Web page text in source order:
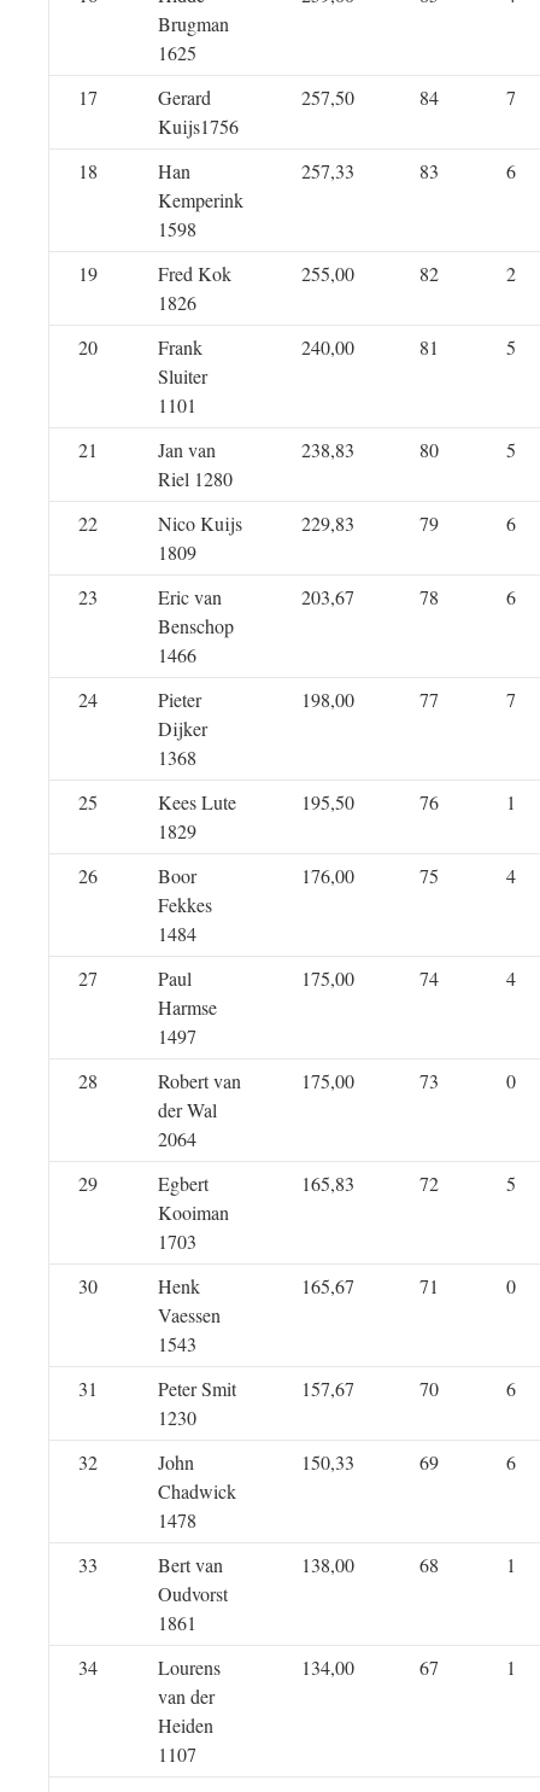
Brugman
1625
17
Gerard
Kuijs1756
257,50 84 7
18
Han
Kemperink
1598
257,33 83 6
19
Fred Kok
1826
255,00 82 2
20
Frank
Sluiter
1101
240,00 81 5
21
Jan van
Riel 1280
238,83 80 5
22
Nico Kuijs
1809
229,83 79 6
23
Eric van
Benschop
1466
203,67 78 6
24
Pieter
Dijker
1368
198,00 77 7
25
Kees Lute
1829
195,50 76 1
26
Boor
Fekkes
1484
176,00 75 4
27
Paul
Harmse
1497
175,00 74 4
28
Robert van
der Wal
2064
175,00 73 0
29
Egbert
Kooiman
1703
165,83 72 5
30
Henk
Vaessen
1543
165,67 71 0
31
Peter Smit
1230
157,67 70 6
32
John
Chadwick
1478
150,33 69 6
33
Bert van
Oudvorst
1861
138,00 68 1
34
Lourens
van der
Heiden
1107
134,00 67 1